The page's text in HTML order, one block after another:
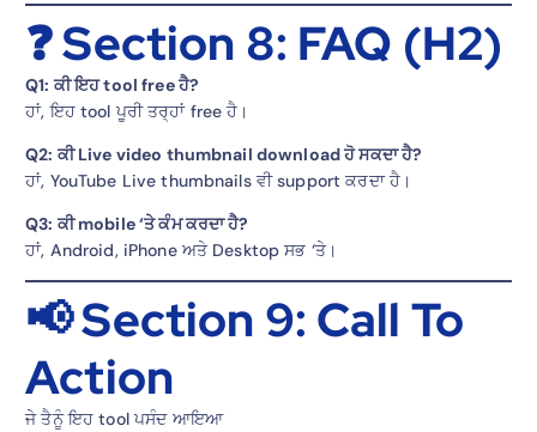
❓ Section 8: FAQ (H2)
Q1: ਕੀ ਇਹ tool free ਹੈ?
ਹਾਂ, ਇਹ tool ਪੂਰੀ ਤਰ੍ਹਾਂ free ਹੈ।
Q2: ਕੀ Live video thumbnail download ਹੋ ਸਕਦਾ ਹੈ?
ਹਾਂ, YouTube Live thumbnails ਵੀ support ਕਰਦਾ ਹੈ।
Q3: ਕੀ mobile ‘ਤੇ ਕੰਮ ਕਰਦਾ ਹੈ?
ਹਾਂ, Android, iPhone ਅਤੇ Desktop ਸਭ ‘ਤੇ।
📢 Section 9: Call To
Action
ਜੇ ਤੈਨੂੰ ਇਹ tool ਪਸੰਦ ਆਇਆ